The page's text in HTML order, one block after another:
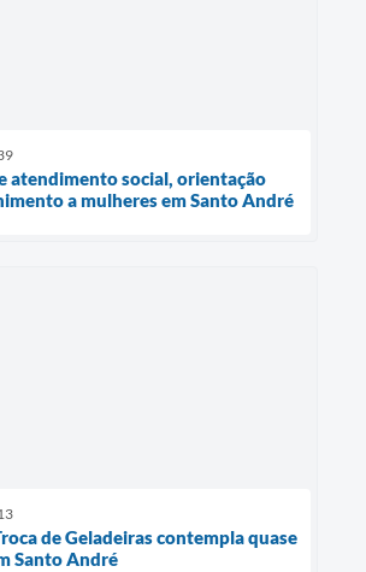
atendimento social, orientação
a mulheres em Santo André
de Geladeiras contempla quase
Santo André